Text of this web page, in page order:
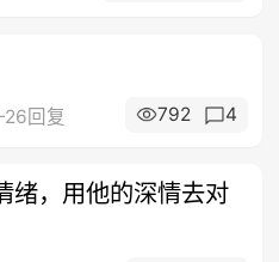
回复 792 4
绪，用他的深情去对